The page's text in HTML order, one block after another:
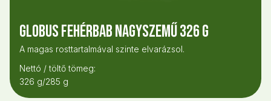
Globus Fehérbab nagyszemű 326 g
A magas rosttartalmával szinte elvarázsol.
Nettó / töltő tömeg:
326 g/285 g